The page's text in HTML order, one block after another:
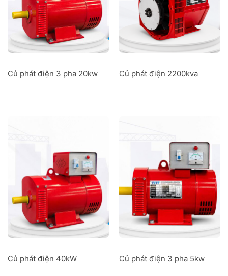
Củ phát điện 3 pha 20kw Củ phát điện 2200kva
Củ phát điện 40kW Củ phát điện 3 pha 5kw